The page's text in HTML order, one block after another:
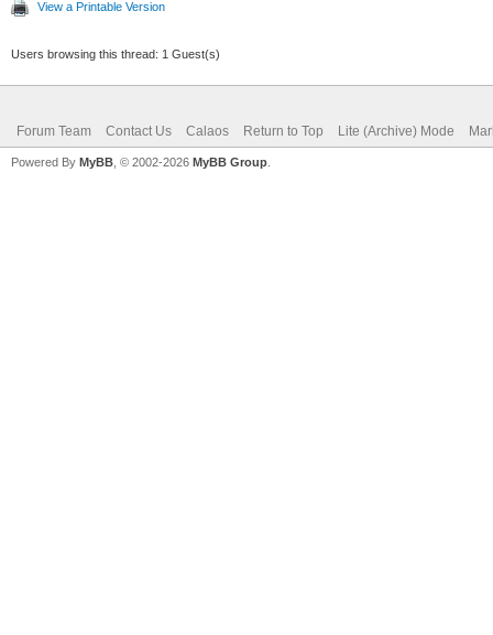
View a Printable Version
Users browsing this thread: 1 Guest(s)
Forum Team Contact Us Calaos Return to Top Lite (Archive) Mode
Powered By MyBB , © 2002-2026 MyBB Group